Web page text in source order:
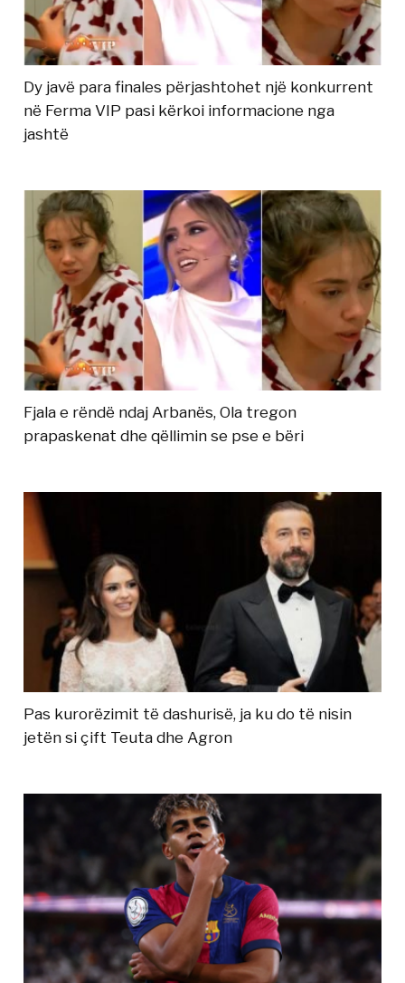
Dy javë para finales përjashtohet një konkurrent
në Ferma VIP pasi kërkoi informacione nga
jashtë
Fjala e rëndë ndaj Arbanës, Ola tregon
prapaskenat dhe qëllimin se pse e bëri
Pas kurorëzimit të dashurisë, ja ku do të nisin
jetën si çift Teuta dhe Agron